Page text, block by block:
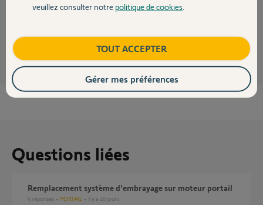
Contact
Bonne journée.
Questions liées
Remplacement système d'embrayage sur moteur portail
4 réponses PORTAIL il y a 20 jours
veuillez consulter notre politique de cookies
TOUT ACCEPTER
Gérer mes préférences